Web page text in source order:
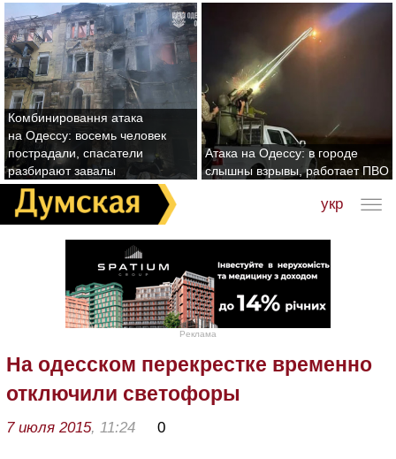
Комбинировання атака
на Одессу: восемь человек
пострадали, спасатели
разбирают завалы
Атака на Одессу: в городе
слышны взрывы, работает ПВО
укр
Реклама
На одесском перекрестке временно
отключили светофоры
7 июля 2015, 11:24 0